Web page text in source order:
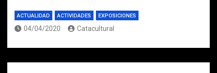
ACTUALIDAD ACTIVIDADES EXPOSICIONES
04/04/2020 Catacultural